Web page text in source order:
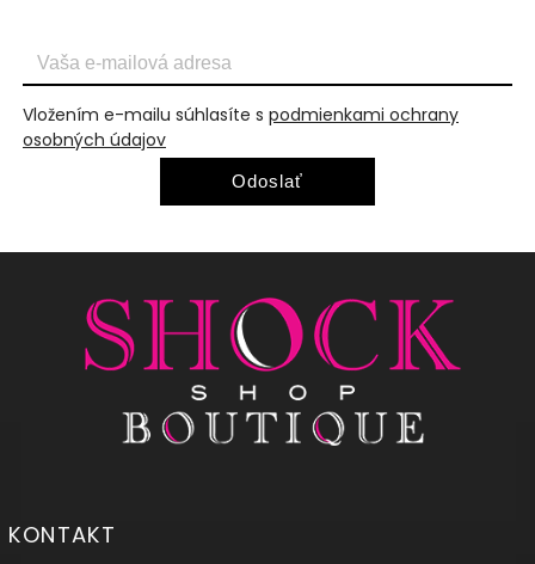
Vložením e-mailu súhlasíte s podmienkami ochrany
osobných údajov
Odoslať
KONTAKT